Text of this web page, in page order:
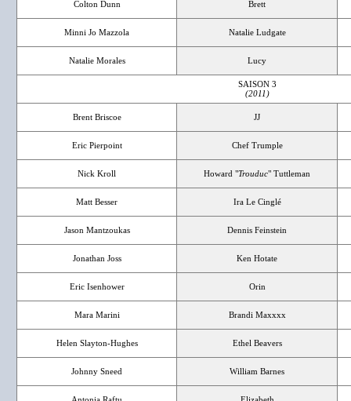
Colton Dunn Brett
Minni Jo Mazzola Natalie Ludgate
Natalie Morales Lucy
SAISON 3
(2011)
Brent Briscoe JJ
Eric Pierpoint Chef Trumple
Nick Kroll Howard "Trouduc" Tuttleman
Matt Besser Ira Le Cinglé
Jason Mantzoukas Dennis Feinstein
Jonathan Joss Ken Hotate
Eric Isenhower Orin
Mara Marini Brandi Maxxxx
Helen Slayton-Hughes Ethel Beavers
Johnny Sneed William Barnes